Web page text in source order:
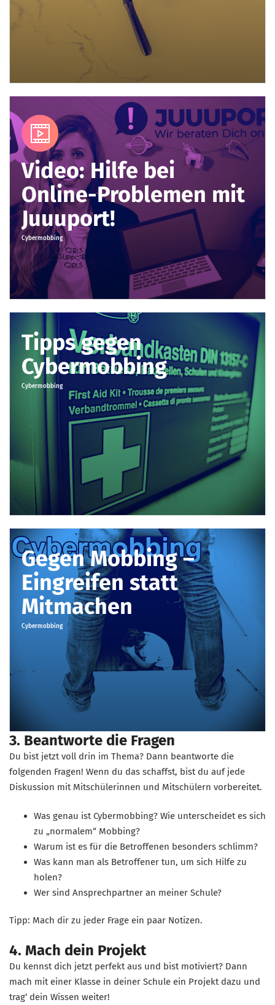
Video
Video: Hilfe bei
Online-Problemen mit
Juuuport!
Cybermobbing
Tipps gegen
Cybermobbing
Cybermobbing
Gegen Mobbing –
Eingreifen statt
Mitmachen
Cybermobbing
3. Beantworte die Fragen
Du bist jetzt voll drin im Thema? Dann beantworte die
folgenden Fragen! Wenn du das schaffst, bist du auf jede
Diskussion mit Mitschülerinnen und Mitschülern vorbereitet.
Was genau ist Cybermobbing? Wie unterscheidet es sich
zu „normalem“ Mobbing?
Warum ist es für die Betroffenen besonders schlimm?
Was kann man als Betroffener tun, um sich Hilfe zu
holen?
Wer sind Ansprechpartner an meiner Schule?
Tipp: Mach dir zu jeder Frage ein paar Notizen.
4. Mach dein Projekt
Du kennst dich jetzt perfekt aus und bist motiviert? Dann
mach mit einer Klasse in deiner Schule ein Projekt dazu und
trag‘ dein Wissen weiter!